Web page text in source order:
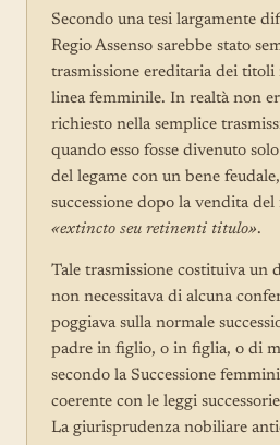
Secondo una tesi largamente
Regio Assenso sarebbe stato
trasmissione ereditaria dei
linea femminile. In realtà non
richiesto nella semplice
quando esso fosse divenuto
del legame con un bene
successione dopo la vendita
«extincto seu retinenti titulo».
Tale trasmissione costituiva un
non necessitava di alcuna
poggiava sulla normale
padre in figlio, o in figlia, o di
secondo la Successione
coerente con le leggi
La giurisprudenza nobiliare